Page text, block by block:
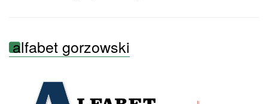
alfabet gorzowski